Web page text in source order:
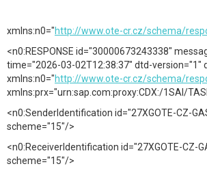
xmlns:n0="http://www.ote-cr.cz/schema/
<n0:RESPONSE id="30000673243338"
time="2026-03-02T12:38:37" dtd-version="1"
xmlns:n0="http://www.ote-cr.cz/schema/
xmlns:prx="urn:sap.com:proxy:CDX:/1SAI/
<n0:SenderIdentification id="27XGOTE-CZ-
scheme="15"/>
<n0:ReceiverIdentification id="27XGOTE-CZ-
scheme="15"/>